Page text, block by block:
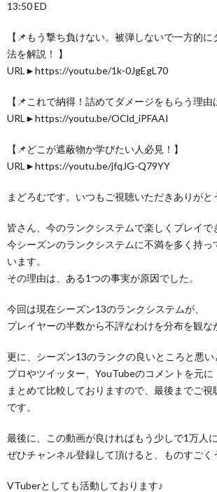
13:50 ED
【📌もう撃ち負けない。被弾しないで一方的
法を解説！ 】
URL►https://youtu.be/1k-0JgEgL70
【📌これで納得！詰めてダメージをもらう理由
URL►https://youtu.be/OCld_iPFAAI
【📌どこが遮蔽物か学びたい人必見！】
URL►https://youtu.be/jfqJG-Q79YY
まどろむです。いつもご視聴いただきありがと
皆さん、今のランクシステムで楽しくプレイで
今シーズンのランクシステムに不満を多く持っ
います。
その理由は、ある1つの事実が原因でした。
今回は現在シーズン13のランクシステムが、
プレイヤーの半数から不評なわけを分布を観な
更に、シーズン13のランクの良いところと悪
プロやツイッター、YouTubeのコメントを元に
まとめて比較しておりますので、最後までご
です。
最後に、この動画が良ければもう少しで1万人
ぜひチャンネル登録して頂けると、ものすごく
VTuberとしても活動しております♪